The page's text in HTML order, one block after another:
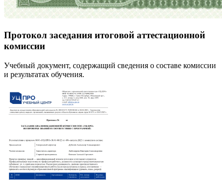
Протокол заседания итоговой аттестационной
комиссии
Учебный документ, содержащий сведения о составе комиссии
и результатах обучения.